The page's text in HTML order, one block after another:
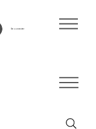
Se connecter